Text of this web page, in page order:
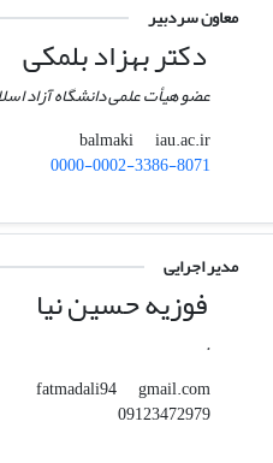
معاون سردبیر
دکتر بهزاد بلمکی
عضو هیأت علمی دانشگاه آزاد
balmaki
iau.ac.ir
0000-0002-3386-8071
مدیر اجرایی
فوزیه حسین نیا
.
fatmadali94
gmail.com
09123472979